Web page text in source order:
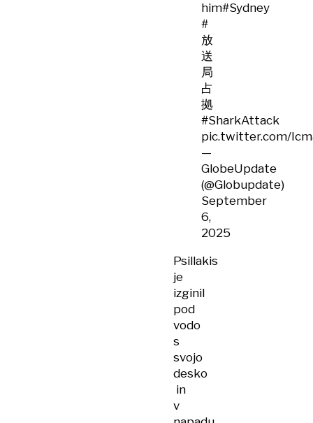
him#Sydney
#
放
送
局
占
拠
#SharkAttack
pic.twitter.com/
—
GlobeUpdate
(@Globupdate)
September
6,
2025
Psillakis
je
izginil
pod
vodo
s
svojo
desko
in
v